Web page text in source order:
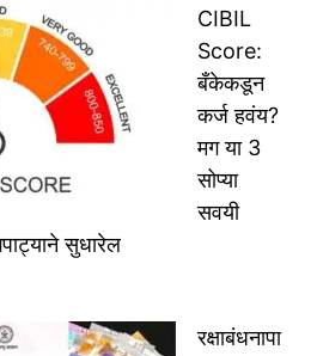
CIBIL
Score:
बँकेकडून
कर्ज हवंय?
मग या 3
सोप्या
सवयी
सुधारेल
रक्षाबंधनापा